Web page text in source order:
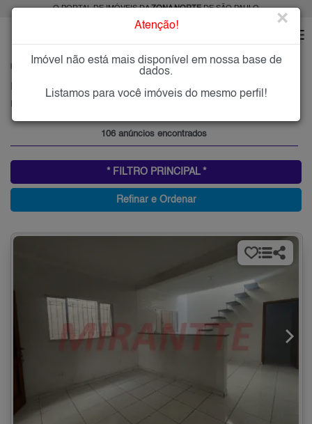
O PORTAL DE IMÓVEIS DAZONA NORTEDE SÃO PAULO
PARQUE PERUCHE
Imóveis à Venda no Parque Peruche, Zona Norte de São Paulo
106 anúncios encontrados
* FILTRO PRINCIPAL *
Refinar e Ordenar
Atenção! ×
Imóvel não está mais disponível em nossa base de
dados.
Listamos para você imóveis do mesmo perfil!